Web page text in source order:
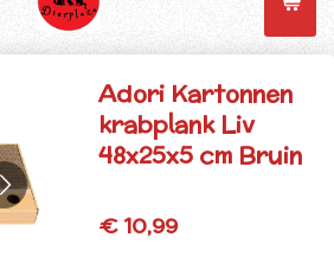
Adori Kartonnen
krabplank Liv
48x25x5 cm Bruin
€ 10,99